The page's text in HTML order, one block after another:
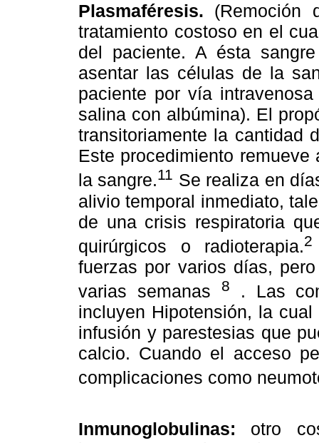
Plasmaféresis. (Remoción
tratamiento costoso en el
del paciente. A ésta
asentar las células de la
paciente por vía
salina con albúmina). El
transitoriamente la cantidad
Este procedimiento
la sangre.11 Se realiza en
alivio temporal inmediato,
de una crisis respiratoria
quirúrgicos o radioterapia.2
fuerzas por varios días,
varias semanas
8
. Las
incluyen Hipotensión, la
infusión y parestesias que
calcio. Cuando el acceso
complicaciones como
Inmunoglobulinas: otro